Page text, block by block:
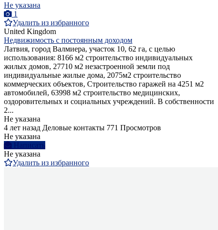
Не указана
1
Удалить из избранного
United Kingdom
Недвижимость с постоянным доходом
Латвия, город Валмиера, участок 10, 62 га, с целью
использования: 8166 м2 строительство индивидуальных
жилых домов, 27710 м2 незастроенной земли под
индивидуальные жилые дома, 2075м2 строительство
коммерческих объектов, Строительство гаражей на 4251 м2
автомобилей, 63998 м2 строительство медицинских,
оздоровительных и социальных учреждений. В собственности
2...
Не указана
4 лет назад Деловые контакты 771 Просмотров
Не указана
Написать
Не указана
Удалить из избранного